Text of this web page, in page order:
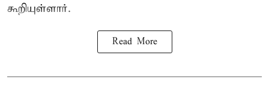
கூறியுள்ளார்.
Read More